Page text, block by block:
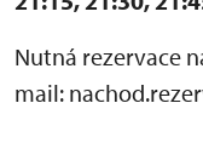
Nutná rezervace
mail: